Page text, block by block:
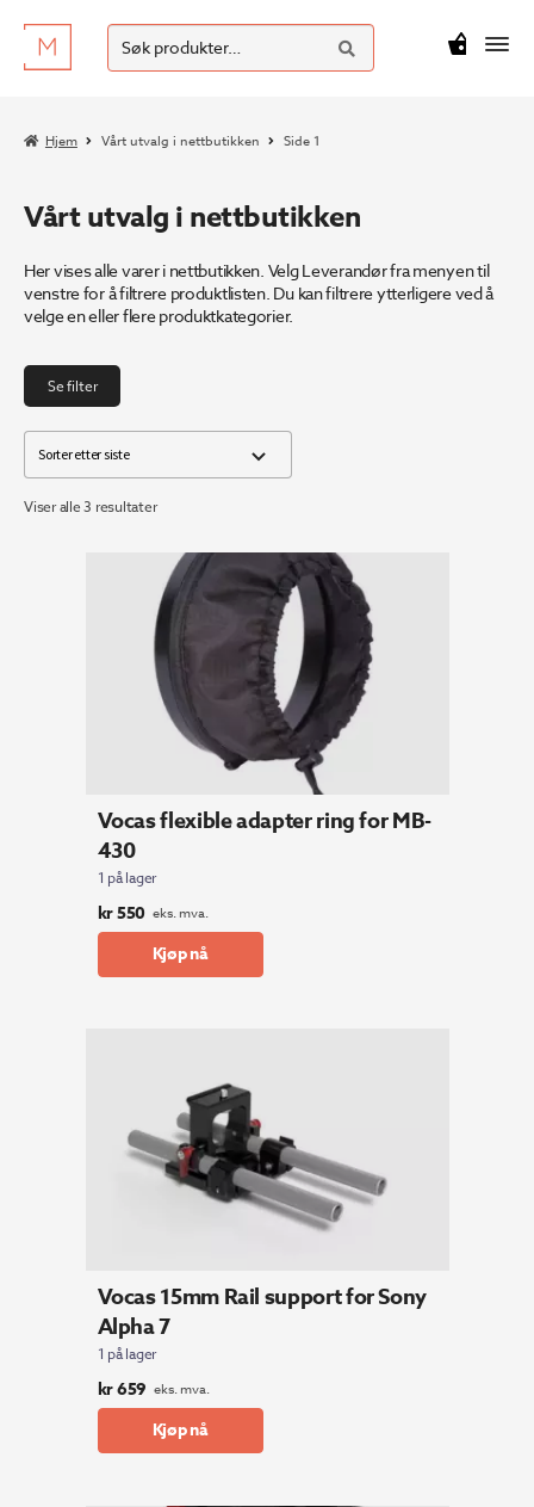
Hopp
til
Hopp
til
Søk
etter:
SØK
kr0
Hjem Vårt utvalg i nettbutikken Side 1
Vårt utvalg i nettbutikken
Her vises alle varer i nettbutikken. Velg Leverandør fra menyen til
venstre for å filtrere produktlisten. Du kan filtrere ytterligere ved å
velge en eller flere produktkategorier.
Se filter
Viser alle 3 resultaterSortert
Vocas flexible adapter ring for MB-
430
1 på lager
kr550 eks. mva.
Kjøp nå
Vocas 15mm Rail support for Sony
Alpha 7
1 på lager
kr659 eks. mva.
Kjøp nå